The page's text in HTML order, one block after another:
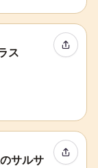
ス イベン
サルサ
イベン